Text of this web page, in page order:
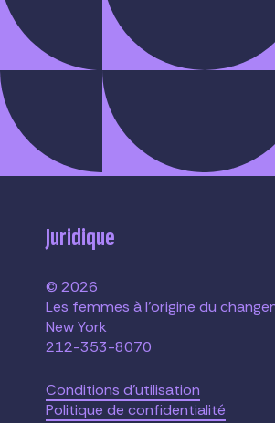
Juridique
© 2026
Les femmes à l'origine du
New York
212-353-8070
Conditions d'utilisation
Politique de confidentialité